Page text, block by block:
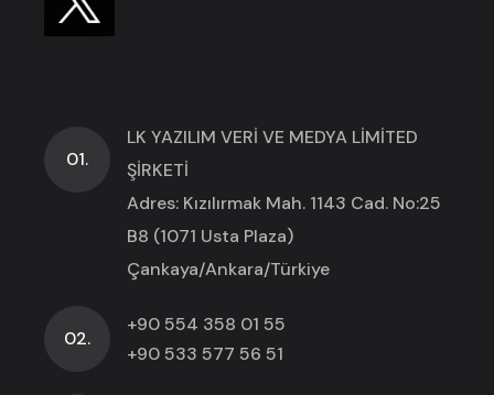
01.
LK YAZILIM VERİ VE MEDYA LİMİTED
ŞİRKETİ
Adres: Kızılırmak Mah. 1143 Cad. No:25
B8 (1071 Usta Plaza)
Çankaya/Ankara/Türkiye
02.
+90 554 358 01 55
+90 533 577 56 51